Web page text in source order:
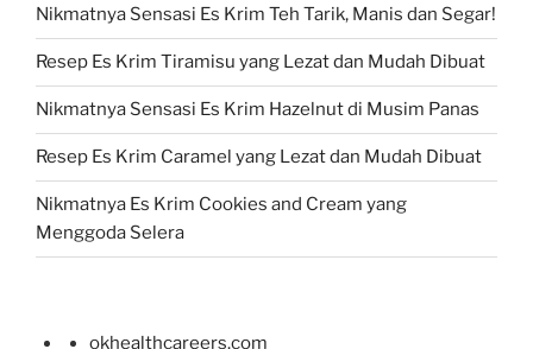
Nikmatnya Sensasi Es Krim Teh Tarik, Manis dan Segar!
Resep Es Krim Tiramisu yang Lezat dan Mudah Dibuat
Nikmatnya Sensasi Es Krim Hazelnut di Musim Panas
Resep Es Krim Caramel yang Lezat dan Mudah Dibuat
Nikmatnya Es Krim Cookies and Cream yang
Menggoda Selera
okhealthcareers.com